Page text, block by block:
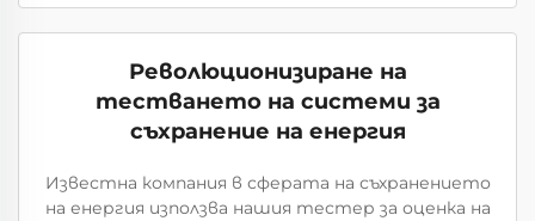
Революционизиране на
тестването на системи за
съхранение на енергия
Известна компания в сферата на съхранението
на енергия използва нашия тестер за оценка на